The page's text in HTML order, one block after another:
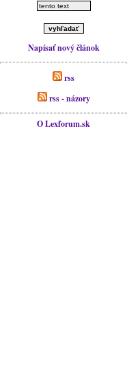
Napísať nový článok
rss
rss - názory
O Lexforum.sk